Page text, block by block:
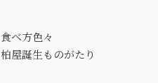
食べ方色々
柏屋誕生ものがたり